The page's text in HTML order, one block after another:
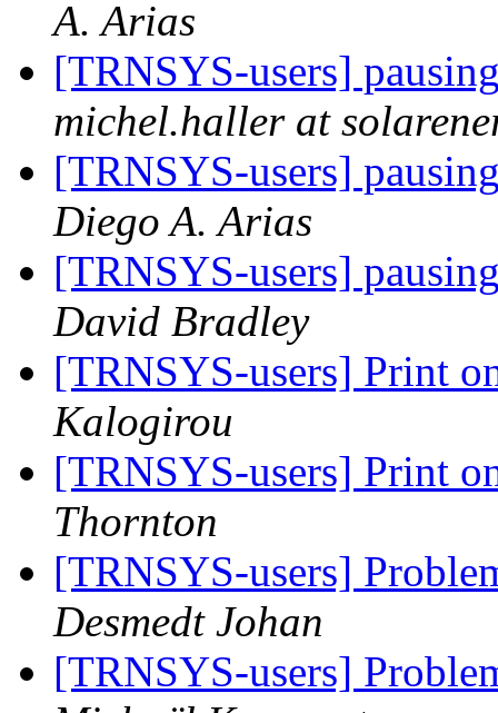
A. Arias
[TRNSYS-users]
michel.haller at
[TRNSYS-users]
Diego A. Arias
[TRNSYS-users]
David Bradley
[TRNSYS-users] Print
Kalogirou
[TRNSYS-users] Print
Thornton
[TRNSYS-users]
Desmedt Johan
[TRNSYS-users]